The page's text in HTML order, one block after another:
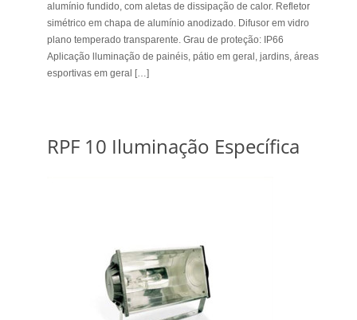
alumínio fundido, com aletas de dissipação de calor. Refletor
simétrico em chapa de alumínio anodizado. Difusor em vidro
plano temperado transparente. Grau de proteção: IP66
Aplicação lluminação de painéis, pátio em geral, jardins, áreas
esportivas em geral […]
RPF 10 Iluminação Específica